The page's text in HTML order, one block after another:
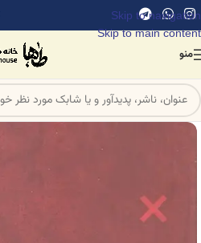
Skip to navigation
Skip to main content
منو